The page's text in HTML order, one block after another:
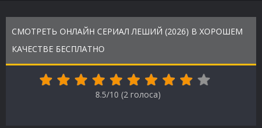
СМОТРЕТЬ ОНЛАЙН СЕРИАЛ ЛЕШИЙ (2026) В ХОРОШЕМ
КАЧЕСТВЕ БЕСПЛАТНО
8.5/10 (2 голоса)